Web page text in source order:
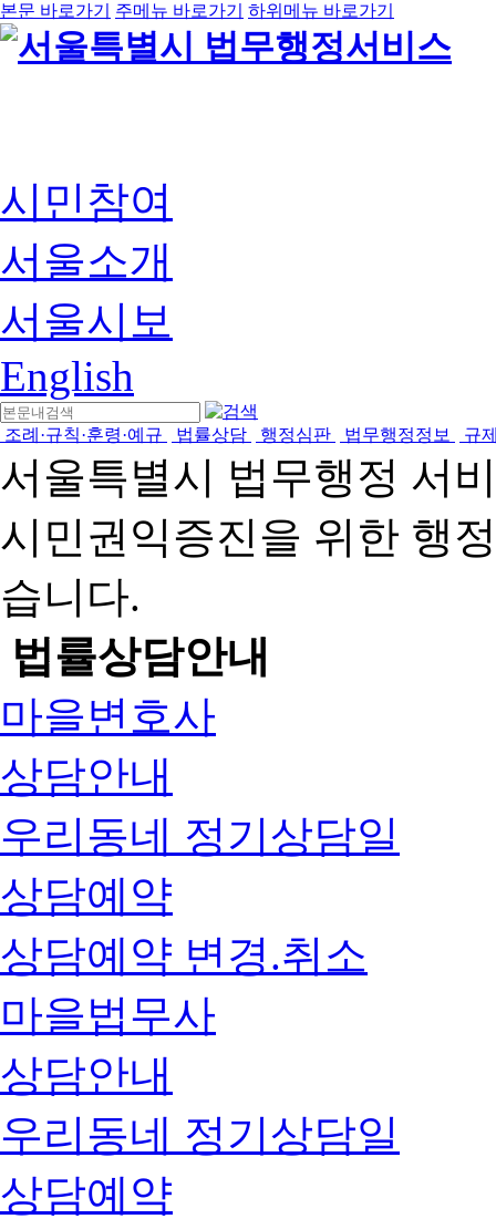
본문 바로가기 주메뉴 바로가기 하위메뉴 바로가기
시민참여
서울소개
서울시보
English
조례·규칙·훈령·예규 법률상담 행정심판 법무행정정보 규
서울특별시 법무행정 서
시민권익증진을 위한 행
습니다.
법률상담안내
마을변호사
상담안내
우리동네 정기상담일
상담예약
상담예약 변경.취소
마을법무사
상담안내
우리동네 정기상담일
상담예약